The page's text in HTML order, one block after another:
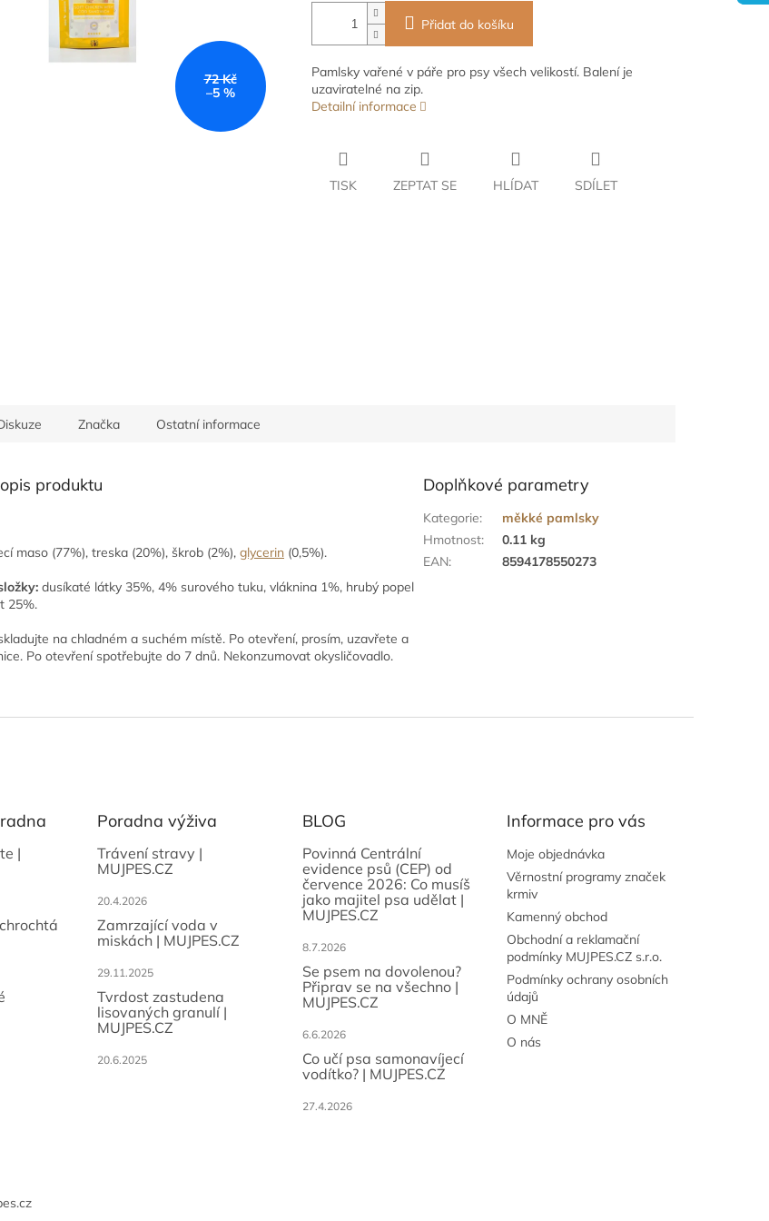
72 Kč
–5 %
Přidat do košíku
Pamlsky vařené v páře pro psy všech velikostí. Balení je
uzaviratelné na zip.
Detailní informace
TISK ZEPTAT SE HLÍDAT SDÍLET
Značka Ostatní informace
produktu
maso (77%), treska (20%), škrob (2%), glycerin (0,5%).
dusíkaté látky 35%, 4% surového tuku, vláknina 1%, hrubý popel
25%.
na chladném a suchém místě. Po otevření, prosím, uzavřete a
Po otevření spotřebujte do 7 dnů. Nekonzumovat okysličovadlo.
Doplňkové parametry
Kategorie:
měkké pamlsky
Hmotnost:
0.11 kg
EAN: 8594178550273
|
Poradna výživa
Trávení stravy |
MUJPES.CZ
20.4.2026
Zamrzající voda v
miskách | MUJPES.CZ
29.11.2025
Tvrdost zastudena
lisovaných granulí |
MUJPES.CZ
20.6.2025
BLOG
Povinná Centrální
evidence psů (CEP) od
července 2026: Co musíš
jako majitel psa udělat |
MUJPES.CZ
8.7.2026
Se psem na dovolenou?
Připrav se na všechno |
MUJPES.CZ
6.6.2026
Co učí psa samonavíjecí
vodítko? | MUJPES.CZ
27.4.2026
Informace pro vás
Moje objednávka
Věrnostní programy značek
krmiv
Kamenný obchod
Obchodní a reklamační
podmínky MUJPES.CZ s.r.o.
Podmínky ochrany osobních
údajů
O MNĚ
O nás